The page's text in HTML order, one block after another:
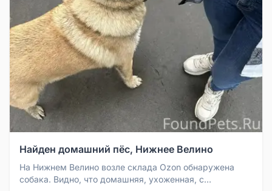
Найден домашний пёс, Нижнее Велино
На Нижнем Велино возле склада Ozon обнаружена
собака. Видно, что домашняя, ухоженная, с